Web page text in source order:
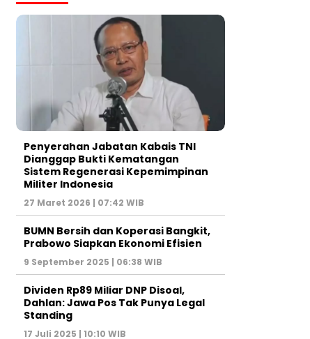
Penyerahan Jabatan Kabais TNI
Dianggap Bukti Kematangan
Sistem Regenerasi Kepemimpinan
Militer Indonesia
27 Maret 2026 | 07:42 WIB
BUMN Bersih dan Koperasi Bangkit,
Prabowo Siapkan Ekonomi Efisien
9 September 2025 | 06:38 WIB
Dividen Rp89 Miliar DNP Disoal,
Dahlan: Jawa Pos Tak Punya Legal
Standing
17 Juli 2025 | 10:10 WIB